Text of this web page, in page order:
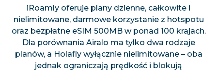
iRoamly oferuje plany dzienne, całkowite i
nielimitowane, darmowe korzystanie z hotspotu
oraz bezpłatne eSIM 500MB w ponad 100 krajach.
Dla porównania Airalo ma tylko dwa rodzaje
planów, a Holafly wyłącznie nielimitowane – oba
jednak ograniczają prędkość i blokują